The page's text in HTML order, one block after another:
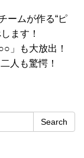
ームが作る“ピ
ます！
」も大放出！
人も驚愕！
Search